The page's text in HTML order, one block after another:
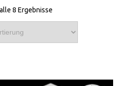
8 Ergebnisse